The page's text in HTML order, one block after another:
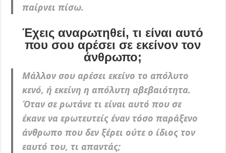
παίρνει πίσω.
Έχεις αναρωτηθεί, τι είναι αυτό
που σου αρέσει σε εκείνον τον
άνθρωπο;
Μάλλον σου αρέσει εκείνο το απόλυτο
κενό, ή εκείνη η απόλυτη αβεβαιότητα.
Όταν σε ρωτάνε τι είναι αυτό που σε
έκανε να ερωτευτείς έναν τόσο παράξενο
άνθρωπο που δεν ξέρει ούτε ο ίδιος τον
εαυτό του, τι απαντάς;